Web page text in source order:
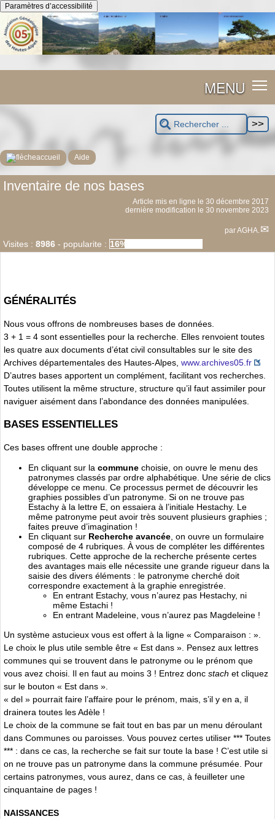
Panneau de gestion des cookies
Paramètres d’accessibilité
MENU
accueil Aide
Inventaire de nos bases
Article mis en ligne le 30 décembre 2017
dernière modification le 30 novembre 2023
parAGHA.
Visites : 8986 - popularite : 16%
GÉNÉRALITÉS
Nous vous offrons de nombreuses bases de données.
3 + 1 = 4 sont essentielles pour la recherche. Elles renvoient toutes
les quatre aux documents d’état civil consultables sur le site des
Archives départementales des Hautes-Alpes, www.archives05.fr
D’autres bases apportent un complément, facilitant vos recherches.
Toutes utilisent la même structure, structure qu’il faut assimiler pour
naviguer aisément dans l’abondance des données manipulées.
BASES ESSENTIELLES
Ces bases offrent une double approche :
En cliquant sur la commune choisie, on ouvre le menu des
patronymes classés par ordre alphabétique. Une série de clics
développe ce menu. Ce processus permet de découvrir les
graphies possibles d’un patronyme. Si on ne trouve pas
Estachy à la lettre E, on essaiera à l’initiale Hestachy. Le
même patronyme peut avoir très souvent plusieurs graphies ;
faites preuve d’imagination !
En cliquant sur Recherche avancée , on ouvre un formulaire
composé de 4 rubriques. À vous de compléter les différentes
rubriques. Cette approche de la recherche présente certes
des avantages mais elle nécessite une grande rigueur dans la
saisie des divers éléments : le patronyme cherché doit
correspondre exactement à la graphie enregistrée.
En entrant Estachy, vous n’aurez pas Hestachy, ni
même Estachi !
En entrant Madeleine, vous n’aurez pas Magdeleine !
Un système astucieux vous est offert à la ligne « Comparaison : ».
Le choix le plus utile semble être « Est dans ». Pensez aux lettres
communes qui se trouvent dans le patronyme ou le prénom que
vous avez choisi. Il en faut au moins 3 ! Entrez donc stach et cliquez
sur le bouton « Est dans ».
« del » pourrait faire l’affaire pour le prénom, mais, s’il y en a, il
drainera toutes les Adèle !
Le choix de la commune se fait tout en bas par un menu déroulant
dans Communes ou paroisses. Vous pouvez certes utiliser *** Toutes
*** : dans ce cas, la recherche se fait sur toute la base ! C’est utile si
on ne trouve pas un patronyme dans la commune présumée. Pour
certains patronymes, vous aurez, dans ce cas, à feuilleter une
cinquantaine de pages !
NAISSANCES